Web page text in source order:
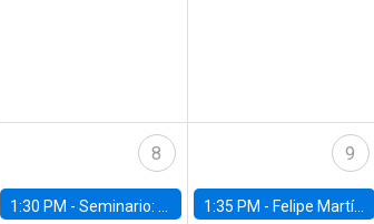
8
1:30 PM -Seminario: “Recuperando la humanidad para progresar en la era de la IA»
9
1:35 PM - Felipe Martínez, alumno Doctorado en Economía UC